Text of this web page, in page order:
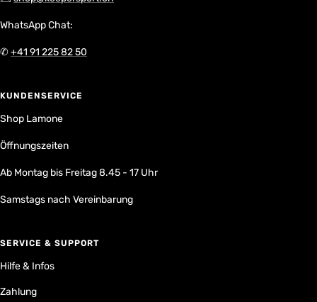
WhatsApp Chat:
✆+41 91 225 82 50
KUNDENSERVICE
Shop Lamone
Öffnungszeiten
Ab Montag bis Freitag 8.45 - 17 Uhr
Samstags nach Vereinbarung
SERVICE & SUPPORT
Hilfe & Infos
Zahlung